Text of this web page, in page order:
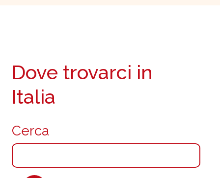
Cerca
Dove trovarci in
Italia